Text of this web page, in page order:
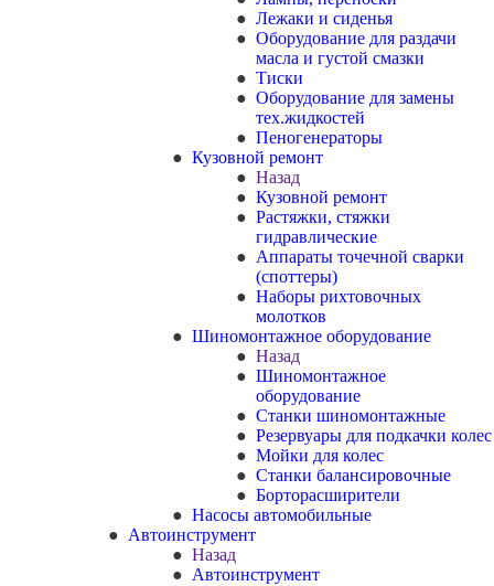
Лежаки и сиденья
Оборудование для раздачи
масла и густой смазки
Тиски
Оборудование для замены
тех.жидкостей
Пеногенераторы
Кузовной ремонт
Назад
Кузовной ремонт
Растяжки, стяжки
гидравлические
Аппараты точечной сварки
(споттеры)
Наборы рихтовочных
молотков
Шиномонтажное оборудование
Назад
Шиномонтажное
оборудование
Станки шиномонтажные
Резервуары для подкачки колес
Мойки для колес
Станки балансировочные
Борторасширители
Насосы автомобильные
Автоинструмент
Назад
Автоинструмент